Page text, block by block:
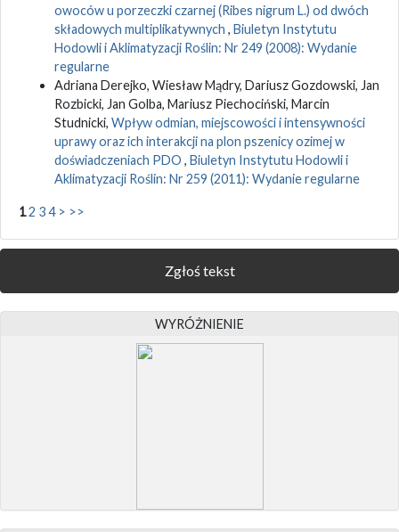
owoców u porzeczki czarnej (Ribes nigrum L.) od dwóch
składowych multiplikatywnych , Biuletyn Instytutu
Hodowli i Aklimatyzacji Roślin: Nr 249 (2008): Wydanie
regularne
Adriana Derejko, Wiesław Mądry, Dariusz Gozdowski, Jan
Rozbicki, Jan Golba, Mariusz Piechociński, Marcin
Studnicki, Wpływ odmian, miejscowości i intensywności
uprawy oraz ich interakcji na plon pszenicy ozimej w
doświadczeniach PDO , Biuletyn Instytutu Hodowli i
Aklimatyzacji Roślin: Nr 259 (2011): Wydanie regularne
12 34 > >>
Zgłoś tekst
WYRÓŻNIENIE